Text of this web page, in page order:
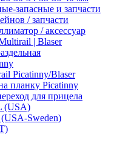
запасные и запчасти
/ запчасти
/ аксессуар
| Blaser
Picatinny/Blaser
планку Picatinny
для прицела
(USA)
Sweden)